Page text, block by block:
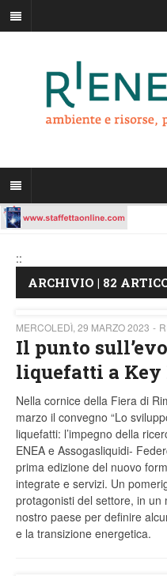
::
ARCHIVIO | 82
MERCOLEDÌ, 29 MARZO 2023
Il punto
liquefatti a Key
Nella cornice della Fiera di
marzo il convegno “Lo
liquefatti: l’impegno della
ENEA e Assogasliquidi-
prima edizione del nuovo
integrate e servizi. Un
protagonisti del settore, in un
nostro paese per definire
e la transizione energetica.